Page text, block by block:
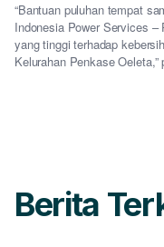
“Bantuan puluhan tempat
Indonesia Power Services –
yang tinggi terhadap
Kelurahan Penkase Oeleta,”
Berita